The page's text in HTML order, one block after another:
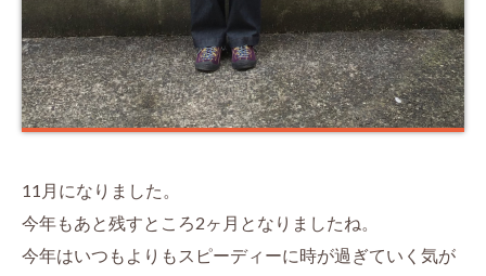
11月になりました。
今年もあと残すところ2ヶ月となりましたね。
今年はいつもよりもスピーディーに時が過ぎていく気が